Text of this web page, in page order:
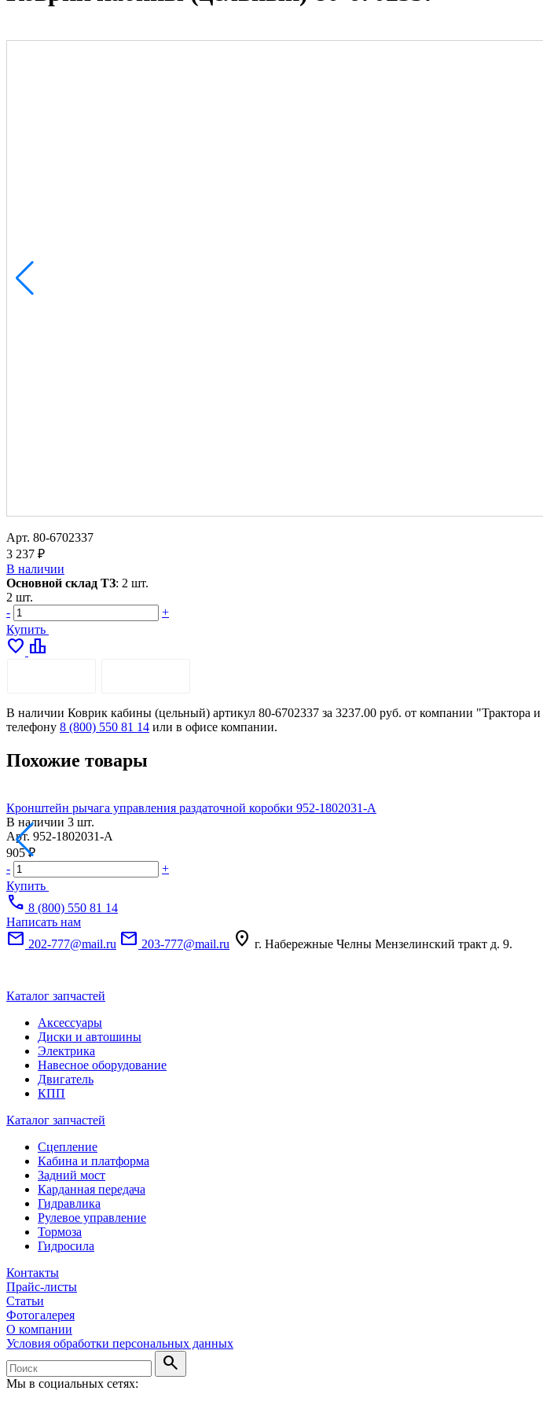
Арт. 80-6702337
3 237 ₽
В наличии
Основной склад ТЗ: 2 шт.
2 шт.
-
+
Купить
favorite leaderboard
В наличии Коврик кабины (цельный) артикул 80-6702337 за 3237.00 руб. от компании "Трактора
телефону 8 (800) 550 81 14 или в офисе компании.
Похожие товары
Кронштейн рычага управления раздаточной коробки 952-1802031-А
В наличии 3 шт.
Арт. 952-1802031-А
905 ₽
-
+
Купить
call 8 (800) 550 81 14
Написать нам
mail 202-777@mail.ru mail 203-777@mail.ru location_on г. Набережные Челны Мензелинский тракт д. 9.
Каталог запчастей
Аксессуары
Диски и автошины
Электрика
Навесное оборудование
Двигатель
КПП
Каталог запчастей
Сцепление
Кабина и платформа
Задний мост
Карданная передача
Гидравлика
Рулевое управление
Тормоза
Гидросила
Контакты
Прайс-листы
Статьи
Фотогалерея
О компании
Условия обработки персональных данных
search
Мы в социальных сетях: